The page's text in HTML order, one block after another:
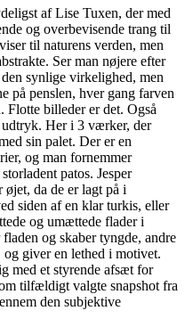
af Lise Tuxen, der med
og overbevisende trang til
til naturens verden, men
Ser man nøjere efter
synlige virkelighed, men
på penslen, hver gang farven
Flotte billeder er det. Også
Her i 3 værker, der
sin palet. Der er en
og man fornemmer
patos. Jesper
da de er lagt på i
siden af en klar turkis, eller
og umættede flader i
og skaber tyngde, andre
og giver en lethed i motivet.
med et styrende afsæt for
tilfældigt valgte snapshot fra
den subjektive